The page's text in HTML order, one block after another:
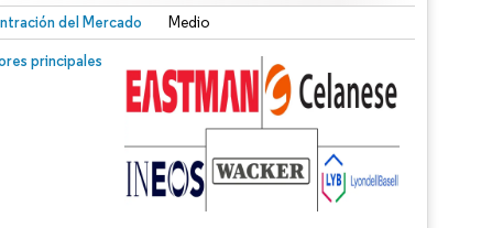
del Mercado Medio
principales
Mordor Intelligence. El uso requiere atribución según CC BY 4.0.